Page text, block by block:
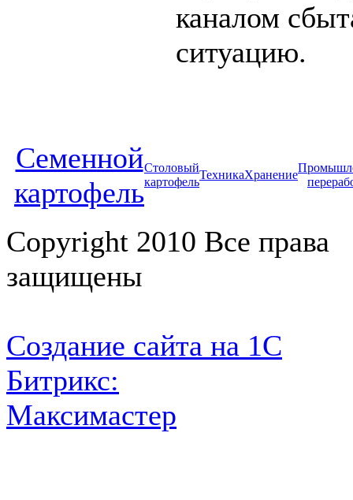
каналом
ситуацию.
Cеменной
картофель
Столовый
картофель
ТехникаХранение
Copyright 2010 Все права
защищены
Создание сайта на 1С
Битрикс:
Максимастер